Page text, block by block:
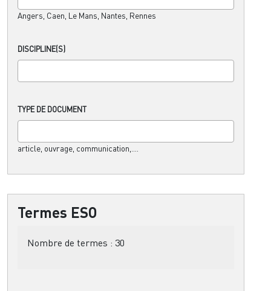
Angers, Caen, Le Mans, Nantes, Rennes
DISCIPLINE(S)
TYPE DE DOCUMENT
article, ouvrage, communication,....
Termes ESO
Nombre de termes : 30